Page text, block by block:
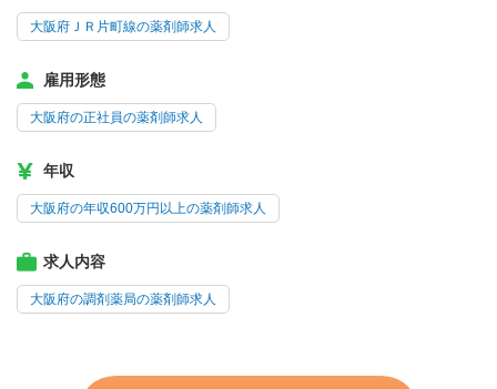
大阪府ＪＲ片町線の薬剤師求人
雇用形態
大阪府の正社員の薬剤師求人
年収
大阪府の年収600万円以上の薬剤師求人
求人内容
大阪府の調剤薬局の薬剤師求人